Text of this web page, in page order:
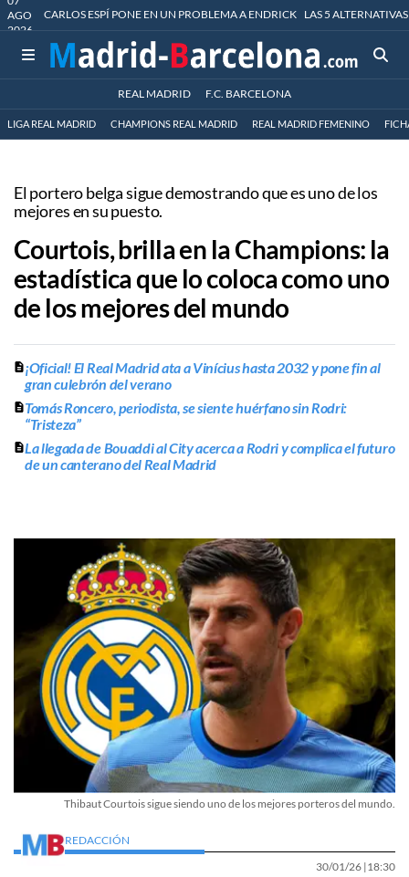
AGO
2026
CARLOS ESPÍ PONE EN UN PROBLEMA A ENDRICK LAS 5
REAL MADRID F.C. BARCELONA
LIGA REAL MADRID CHAMPIONS REAL MADRID REAL MADRID FEMENINO
El portero belga sigue demostrando que es uno de los
mejores en su puesto.
Courtois, brilla en la Champions: la
estadística que lo coloca como uno
de los mejores del mundo
¡Oficial! El Real Madrid ata a Vinícius hasta 2032 y pone fin al
gran culebrón del verano
Tomás Roncero, periodista, se siente huérfano sin Rodri:
“Tristeza”
La llegada de Bouaddi al City acerca a Rodri y complica el futuro
de un canterano del Real Madrid
Thibaut Courtois sigue siendo uno de los mejores porteros del mundo.
REDACCIÓN
30/01/26 |18:30